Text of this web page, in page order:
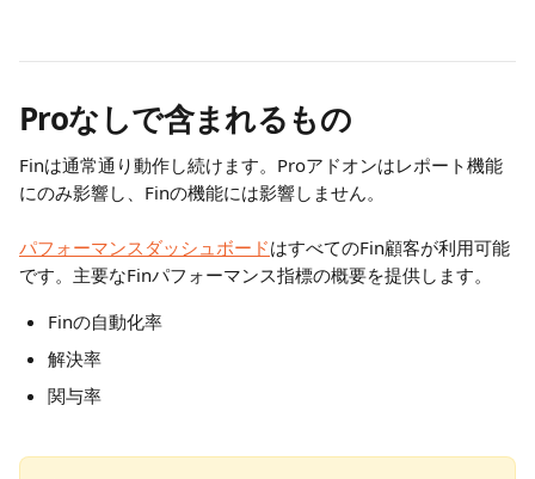
Proなしで含まれるもの
Finは通常通り動作し続けます。Proアドオンはレポート機能
にのみ影響し、Finの機能には影響しません。
パフォーマンスダッシュボードはすべてのFin顧客が利用可能
です。主要なFinパフォーマンス指標の概要を提供します。
Finの自動化率
解決率
関与率